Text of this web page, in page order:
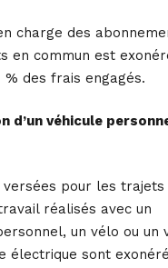
charge des
en commun est
% des frais engagés.
d’un véhicule
versées pour les trajets
réalisés avec un
un vélo ou un
électrique sont